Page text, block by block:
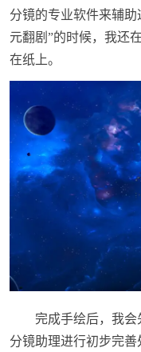
分镜的专业软件来辅
元翻剧”的时候，我还
在纸上。
完成手绘后，我
分镜助理进行初步完